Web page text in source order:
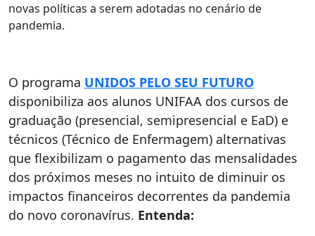
novas políticas a serem adotadas no cenário de
pandemia.
O programa UNIDOS PELO SEU FUTURO
disponibiliza aos alunos UNIFAA dos cursos de
graduação (presencial, semipresencial e EaD) e
técnicos (Técnico de Enfermagem) alternativas
que flexibilizam o pagamento das mensalidades
dos próximos meses no intuito de diminuir os
impactos financeiros decorrentes da pandemia
do novo coronavírus. Entenda: